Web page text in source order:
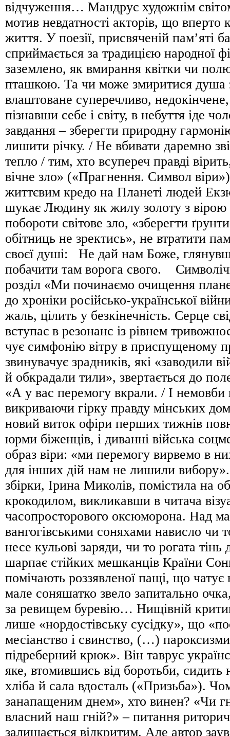
відчуження… Мандрує художнім
мотив невдатності акторів, що вперто
життя. У поезії, присвяченій пам’яті
сприймається за традицією народної
заземлено, як вмирання квітки чи
пташкою. Та чи може змиритися
влаштоване суперечливо,
пізнавши себе і світу, в небуття іде
завдання – зберегти природну
лишити річку. / Не вбивати даремно
тепло / тим, хто всупереч правді
вічне зло» («Прагнення. Символ
життєвим кредо на Планеті людей
шукає Людину як жилу золоту з вірою
побороти світове зло, «зберегти
обітниць не зректись», не втратити
своєї душі: Не дай нам Боже,
побачити там ворога свого.
розділ «Ми починаємо очищення
до хроніки російсько-української
жаль, цілить у безкінечність. Серце
вступає в резонанс із рівнем
чує симфонію вітру в приспущеному
звинувачує зрадників, які «заводили
й обкрадали тили», звертається до
«А у вас перемогу вкрали. / І немовби
викриваючи гірку правду мінських
новий виток офіри перших тижнів
юрми біженців, і диванні війська
образ віри: «ми перемогу вирвемо в
для інших дій нам не лишили вибору».
збірки, Ірина Миколів, помістила на
крокодилом, викликавши в читача
часопросторового оксюморона. Над
вангогівськими соняхами нависло
несе кульові заряди, чи то рогата
шарпає стійких мешканців Країни
помічають роззявленої пащі, що
мале соняшатко звело запитально
за ревищем буревію… Нищівній
лише «нордостівську сусідку», що
месіанство і свинство, (…)
підреберний крюк». Він таврує
яке, втомившись від боротьби, сидить
хліба й сала вдосталь («Призьба»).
занапащеним днем», хто винен? «Чи
власний наш гній?» – питання
залишається відкритим. Але автор